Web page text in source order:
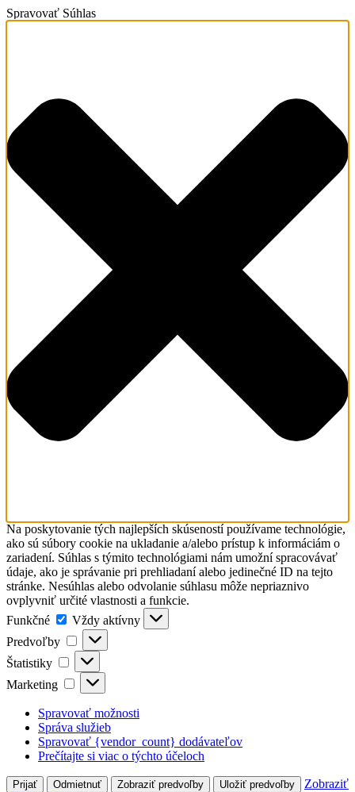
Spravovať Súhlas
Na poskytovanie tých najlepších skúseností používame technológie,
ako sú súbory cookie na ukladanie a/alebo prístup k informáciám o
zariadení. Súhlas s týmito technológiami nám umožní spracovávať
údaje, ako je správanie pri prehliadaní alebo jedinečné ID na tejto
stránke. Nesúhlas alebo odvolanie súhlasu môže nepriaznivo
ovplyvniť určité vlastnosti a funkcie.
Funkčné
Funkčné
Vždy aktívny
Predvoľby
Predvoľby
Štatistiky Štatistiky
Marketing Marketing
Spravovať možnosti
Správa služieb
Spravovať {vendor_count} dodávateľov
Prečítajte si viac o týchto účeloch
Prijať Odmietnuť Zobraziť predvoľby Uložiť predvoľby
Zobraziť